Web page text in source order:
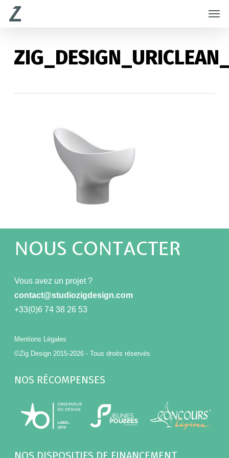
Skip
content
NOUS CONTACTER
Vous avez un projet ?
contact@studiozigdesign.com
+33(0)6 74 38 26 53
Mentions Légales
©Zig Design 2015-2026 - Tous droits réservés
NOS RÉCOMPENSES
NOS DISPOSITIFS DE FINANCEMENT